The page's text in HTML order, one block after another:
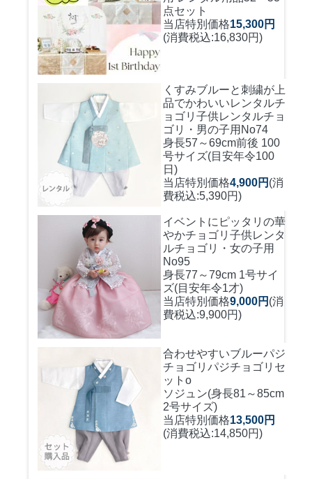
点セット
当店特別価格15,300円
(消費税込:16,830円)
くすみブルーと刺繍が上
品でかわいいレンタルチ
ョゴリ 子供レンタルチョ
ゴリ・男の子用No74
身長57～69cm前後 100
号サイズ(目安年令100
日)
当店特別価格4,900円 (消
費税込:5,390円)
イベントにピッタリの華
やかチョゴリ 子供レンタ
ルチョゴリ・女の子用
No95
身長77～79cm 1号サイ
ズ(目安年令1才)
当店特別価格9,000円 (消
費税込:9,900円)
合わせやすいブルーパジ
チョゴリ パジチョゴリセ
ットo
ソジュン(身長81～85cm
2号サイズ)
当店特別価格13,500円
(消費税込:14,850円)